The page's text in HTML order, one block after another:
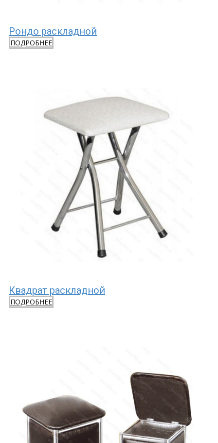
Рондо раскладной
ПОДРОБНЕЕ
Квадрат раскладной
ПОДРОБНЕЕ